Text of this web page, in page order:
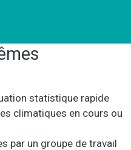
statistique rapide
climatiques en cours ou
par un groupe de travail